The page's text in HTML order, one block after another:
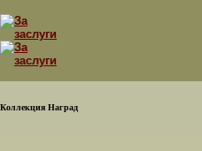
Коллекция Наград